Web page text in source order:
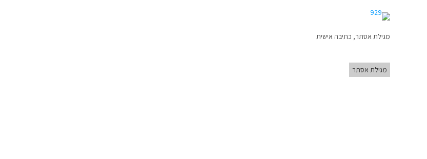
מגילת אסתר, כתיבה אישית
מגילת אסתר